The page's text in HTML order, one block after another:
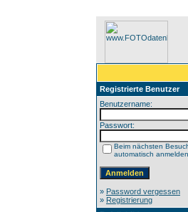
Registrierte Benutzer
Benutzername:
Passwort:
Beim nächsten
automatisch
» Password vergessen
» Registrierung